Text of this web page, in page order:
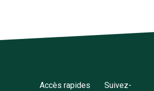
Accès rapides Suivez-